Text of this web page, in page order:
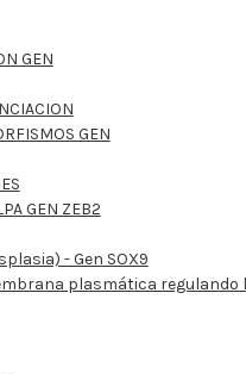
GEN
GEN
GEN ZEB2
- Gen SOX9
plasmática regulando